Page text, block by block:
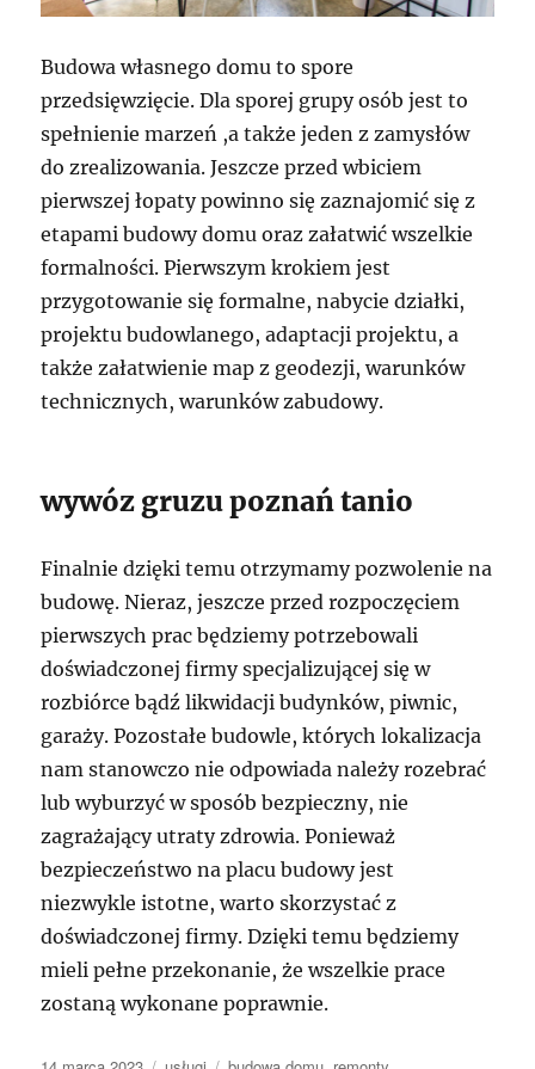
Budowa własnego domu to spore
przedsięwzięcie. Dla sporej grupy osób jest to
spełnienie marzeń ,a także jeden z zamysłów
do zrealizowania. Jeszcze przed wbiciem
pierwszej łopaty powinno się zaznajomić się z
etapami budowy domu oraz załatwić wszelkie
formalności. Pierwszym krokiem jest
przygotowanie się formalne, nabycie działki,
projektu budowlanego, adaptacji projektu, a
także załatwienie map z geodezji, warunków
technicznych, warunków zabudowy.
wywóz gruzu poznań tanio
Finalnie dzięki temu otrzymamy pozwolenie na
budowę. Nieraz, jeszcze przed rozpoczęciem
pierwszych prac będziemy potrzebowali
doświadczonej firmy specjalizującej się w
rozbiórce bądź likwidacji budynków, piwnic,
garaży. Pozostałe budowle, których lokalizacja
nam stanowczo nie odpowiada należy rozebrać
lub wyburzyć w sposób bezpieczny, nie
zagrażający utraty zdrowia. Ponieważ
bezpieczeństwo na placu budowy jest
niezwykle istotne, warto skorzystać z
doświadczonej firmy. Dzięki temu będziemy
mieli pełne przekonanie, że wszelkie prace
zostaną wykonane poprawnie.